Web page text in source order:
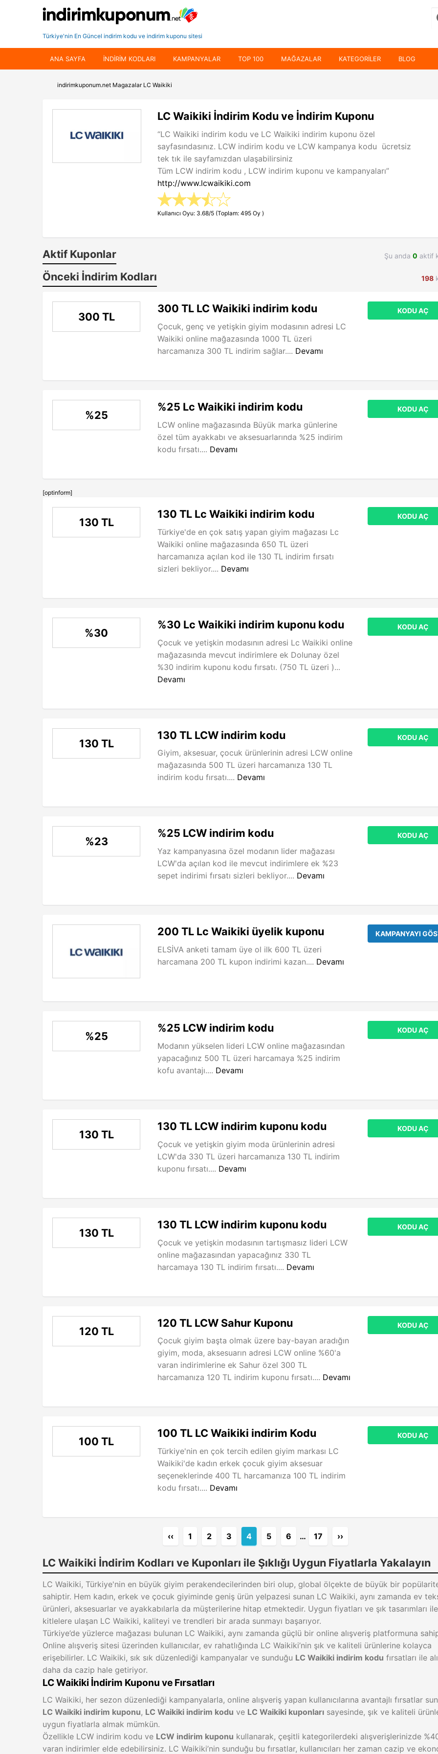
Türkiye'nin En Güncel indirim kodu ve indirim kuponu sitesi
ANA SAYFA INDIRIM KODLARI KAMPANYALAR TOP 100 MAĞAZALAR KATEGORILER BLOG
indirimkuponum.net Magazalar LC Waikiki
LC Waikiki İndirim Kodu ve İndirim Kuponu
“LC Waikiki indirim kodu ve LC Waikiki indirim kuponu özel
sayfasındasınız. LCW indirim kodu ve LCW kampanya kodu ücretsiz
tek tık ile sayfamızdan ulaşabilirsiniz
Tüm LCW indirim kodu , LCW indirim kuponu ve kampanyaları”
http://www.lcwaikiki.com
Kullanıcı Oyu: 3.68/5 (Toplam: 495 Oy )
Aktif Kuponlar Şu anda 0 aktif
Önceki İndirim Kodları 198
300 TL
300 TL LC Waikiki indirim kodu
Çocuk, genç ve yetişkin giyim modasının adresi LC
Waikiki online mağazasında 1000 TL üzeri
harcamanıza 300 TL indirim sağlar.... Devamı
KODU AÇ
%25
%25 Lc Waikiki indirim kodu
LCW online mağazasında Büyük marka günlerine
özel tüm ayakkabı ve aksesuarlarında %25 indirim
kodu fırsatı.... Devamı
KODU AÇ
[optinform]
130 TL
130 TL Lc Waikiki indirim kodu
Türkiye'de en çok satış yapan giyim mağazası Lc
Waikiki online mağazasında 650 TL üzeri
harcamanıza açılan kod ile 130 TL indirim fırsatı
sizleri bekliyor.... Devamı
KODU AÇ
%30
%30 Lc Waikiki indirim kuponu kodu
Çocuk ve yetişkin modasının adresi Lc Waikiki online
mağazasında mevcut indirimlere ek Dolunay özel
%30 indirim kuponu kodu fırsatı. (750 TL üzeri )...
Devamı
KODU AÇ
130 TL
130 TL LCW indirim kodu
Giyim, aksesuar, çocuk ürünlerinin adresi LCW online
mağazasında 500 TL üzeri harcamanıza 130 TL
indirim kodu fırsatı.... Devamı
KODU AÇ
%23
%25 LCW indirim kodu
Yaz kampanyasına özel modanın lider mağazası
LCW'da açılan kod ile mevcut indirimlere ek %23
sepet indirimi fırsatı sizleri bekliyor.... Devamı
KODU AÇ
200 TL Lc Waikiki üyelik kuponu
ELSİVA anketi tamam üye ol ilk 600 TL üzeri
harcamana 200 TL kupon indirimi kazan.... Devamı
KAMPANYAYI
%25
%25 LCW indirim kodu
Modanın yükselen lideri LCW online mağazasından
yapacağınız 500 TL üzeri harcamaya %25 indirim
kofu avantajı.... Devamı
KODU AÇ
130 TL
130 TL LCW indirim kuponu kodu
Çocuk ve yetişkin giyim moda ürünlerinin adresi
LCW'da 330 TL üzeri harcamanıza 130 TL indirim
kuponu fırsatı.... Devamı
KODU AÇ
130 TL
130 TL LCW indirim kuponu kodu
Çocuk ve yetişkin modasının tartışmasız lideri LCW
online mağazasından yapacağınız 330 TL
harcamaya 130 TL indirim fırsatı.... Devamı
KODU AÇ
120 TL
120 TL LCW Sahur Kuponu
Çocuk giyim başta olmak üzere bay-bayan aradığın
giyim, moda, aksesuarın adresi LCW online %60'a
varan indirimlerine ek Sahur özel 300 TL
harcamanıza 120 TL indirim kuponu fırsatı.... Devamı
KODU AÇ
100 TL
100 TL LC Waikiki indirim Kodu
Türkiye'nin en çok tercih edilen giyim markası LC
Waikiki'de kadın erkek çocuk giyim aksesuar
seçeneklerinde 400 TL harcamanıza 100 TL indirim
kodu fırsatı.... Devamı
KODU AÇ
‹‹ 1 2 3 4 5 6 … 17 ››
LC Waikiki İndirim Kodları ve Kuponları ile Şıklığı Uygun Fiyatlarla Yakalayın
LC Waikiki, Türkiye'nin en büyük giyim perakendecilerinden biri olup, global ölçekte de büyük bir
sahiptir. Hem kadın, erkek ve çocuk giyiminde geniş ürün yelpazesi sunan LC Waikiki, aynı zamanda ev
ürünleri, aksesuarlar ve ayakkabılarla da müşterilerine hitap etmektedir. Uygun fiyatları ve şık tasarımları
kitlelere ulaşan LC Waikiki, kaliteyi ve trendleri bir arada sunmayı başarıyor.
Türkiye’de yüzlerce mağazası bulunan LC Waikiki, aynı zamanda güçlü bir online alışveriş platformuna
Online alışveriş sitesi üzerinden kullanıcılar, ev rahatlığında LC Waikiki’nin şık ve kaliteli ürünlerine kolayca
erişebilirler. LC Waikiki, sık sık düzenlediği kampanyalar ve sunduğu LC Waikiki indirim kodu fırsatları ile
daha da cazip hale getiriyor.
LC Waikiki İndirim Kuponu ve Fırsatları
LC Waikiki, her sezon düzenlediği kampanyalarla, online alışveriş yapan kullanıcılarına avantajlı fırsatlar
LC Waikiki indirim kuponu, LC Waikiki indirim kodu ve LC Waikiki kuponları sayesinde, şık ve kaliteli
uygun fiyatlarla almak mümkün.
Özellikle LCW indirim kodu ve LCW indirim kuponu kullanarak, çeşitli kategorilerdeki alışverişlerinizde
varan indirimler elde edebilirsiniz. LC Waikiki’nin sunduğu bu fırsatlar, kullanıcıları her zaman cazip ve